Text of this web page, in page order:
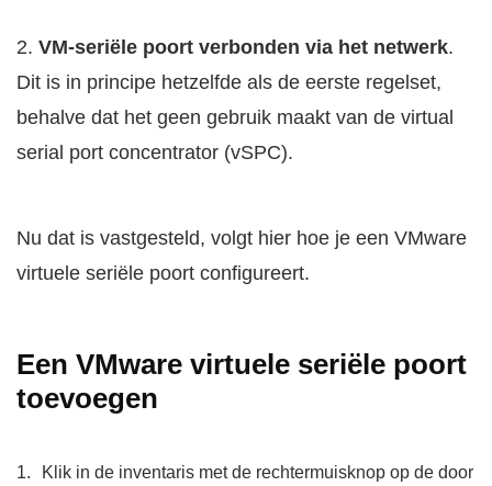
2. VM-seriële poort verbonden via het netwerk.
Dit is in principe hetzelfde als de eerste regelset,
behalve dat het geen gebruik maakt van de virtual
serial port concentrator (vSPC).
Nu dat is vastgesteld, volgt hier hoe je een VMware
virtuele seriële poort configureert.
Een VMware virtuele seriële poort
toevoegen
Klik in de inventaris met de rechtermuisknop op de door